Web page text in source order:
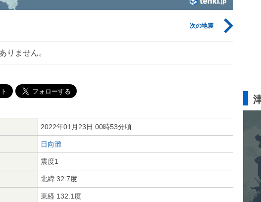
次の地震
りません。
2022年01月23日 00時53分頃
日向灘
震度1
北緯 32.7度
東経 132.1度